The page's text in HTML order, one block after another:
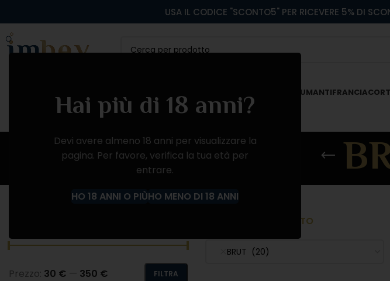
Hai più di 18 anni?
Devi avere almeno 18 anni per visualizzare la
pagina. Per favore, verifica la tua età per
entrare.
HO 18 ANNI O PIÙHO MENO DI 18 ANNI
SPUMANTI
CHAMPAGNE
FILTRA
Prezzo: 30 € — 350 €
CATEGORIE PRODOTTO
BRUT (20)
USA IL CODICE "SCONTO5" PER RICEVERE 5% DI